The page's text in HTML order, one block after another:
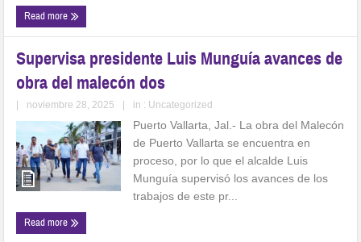
Read more
Supervisa presidente Luis Munguía avances de
obra del malecón dos
noviembre 28, 2025 in : Uncategorized
Puerto Vallarta, Jal.- La obra del Malecón
de Puerto Vallarta se encuentra en
proceso, por lo que el alcalde Luis
Munguía supervisó los avances de los
trabajos de este pr...
Read more